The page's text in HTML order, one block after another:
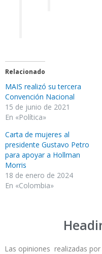
Relacionado
MAIS realizó su tercera
Convención Nacional
15 de junio de 2021
En «Política»
Carta de mujeres al
presidente Gustavo Petro
para apoyar a Hollman
Morris
18 de enero de 2024
En «Colombia»
Las opiniones realizadas